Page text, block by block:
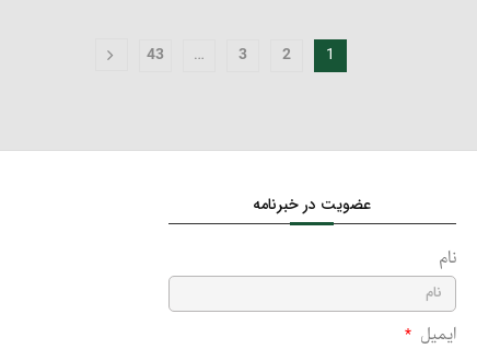
1
2
3
…
43
عضویت در خبرنامه
نام
ایمیل